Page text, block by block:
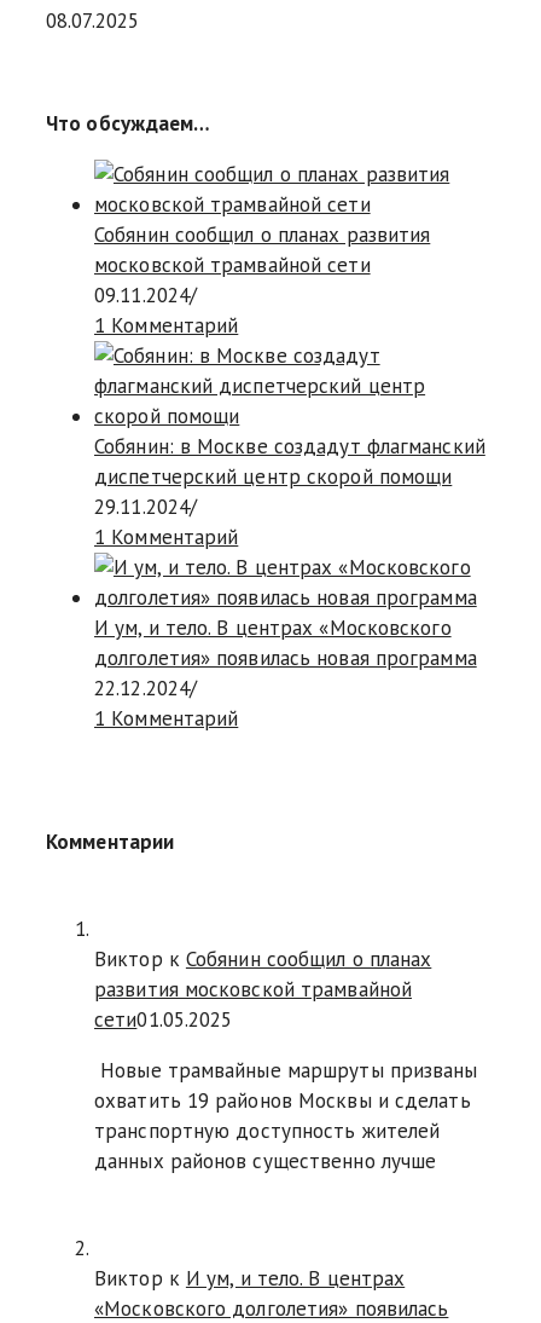
08.07.2025
Что обсуждаем…
Собянин сообщил о планах развития
московской трамвайной сети
09.11.2024/
1 Комментарий
Собянин: в Москве создадут флагманский
диспетчерский центр скорой помощи
29.11.2024/
1 Комментарий
И ум, и тело. В центрах «Московского
долголетия» появилась новая программа
22.12.2024/
1 Комментарий
Комментарии
Виктор к Собянин сообщил о планах
развития московской трамвайной
сети01.05.2025
Новые трамвайные маршруты призваны
охватить 19 районов Москвы и сделать
транспортную доступность жителей
данных районов существенно лучше
Виктор к И ум, и тело. В центрах
«Московского долголетия» появилась